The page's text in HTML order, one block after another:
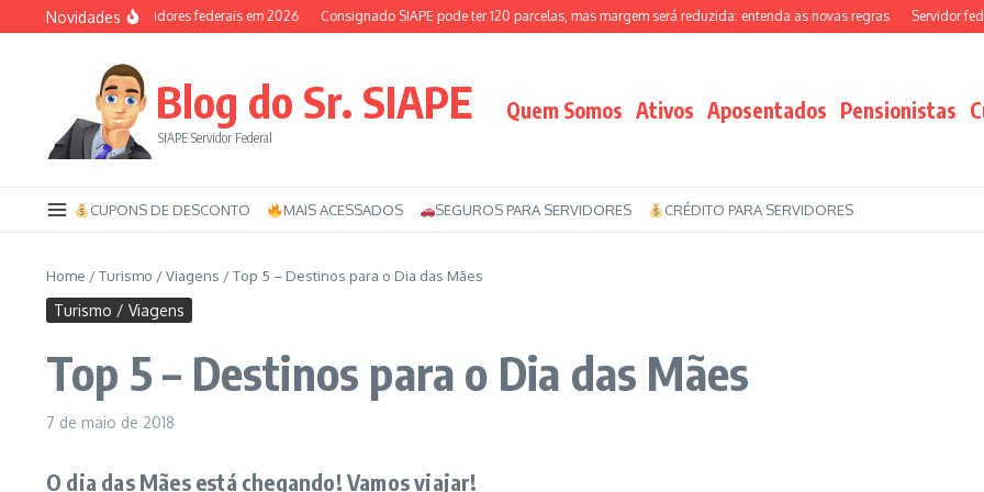
Ir para o conteúdo
Novidades
saúde dos servidores federais em 2026 Consignado SIAPE pode ter 120 parcelas, mas margem será reduzida: entenda as novas regras Servidor federal
Blog do Sr. SIAPE
SIAPE Servidor Federal
Quem Somos Ativos Aposentados Pensionistas
CUPONS DE DESCONTO MAIS ACESSADOS SEGUROS PARA SERVIDORES CRÉDITO PARA SERVIDORES
Home /Turismo / Viagens /Top 5 – Destinos para o Dia das Mães
Turismo / Viagens
Top 5 – Destinos para o Dia das Mães
7 de maio de 2018
O dia das Mães está chegando! Vamos viajar!